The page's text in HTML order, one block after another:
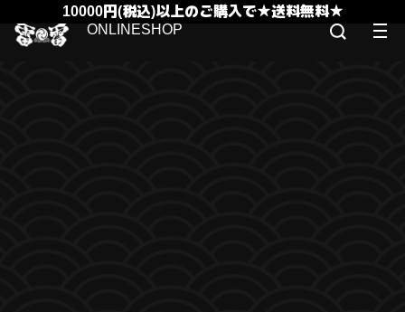
10000円(税込)以上のご購入で★送料無料★
ONLINESHOP